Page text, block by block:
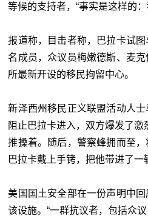
等候的支持者，“事实是这样的
报道称，目击者称，巴拉卡试
名成员，众议员梅嫩德斯、麦
所最新开设的移民拘留中心。
新泽西州移民正义联盟活动人
阻止巴拉卡进入，双方爆发了激
推搡着。随后，警察蜂拥而至
巴拉卡戴上手铐，把他带进了一
美国国土安全部在一份声明中
该设施。“一群抗议者，包括众